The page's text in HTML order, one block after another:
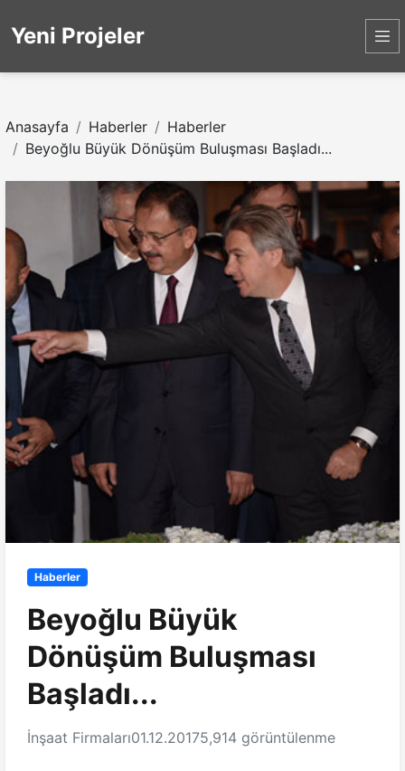
Yeni Projeler
Anasayfa Haberler
Haberler
Beyoğlu Büyük Dönüşüm Buluşması Başladı...
Haberler
Beyoğlu Büyük
Dönüşüm Buluşması
Başladı...
İnşaat Firmaları01.12.20175,914 görüntülenme